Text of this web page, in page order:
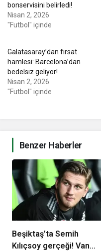
bonservisini belirledi!
Nisan 2, 2026
"Futbol" içinde
Galatasaray’dan fırsat
hamlesi: Barcelona’dan
bedelsiz geliyor!
Nisan 2, 2026
"Futbol" içinde
Benzer Haberler
Beşiktaş’ta Semih
Kılıçsoy gerçeği! Van